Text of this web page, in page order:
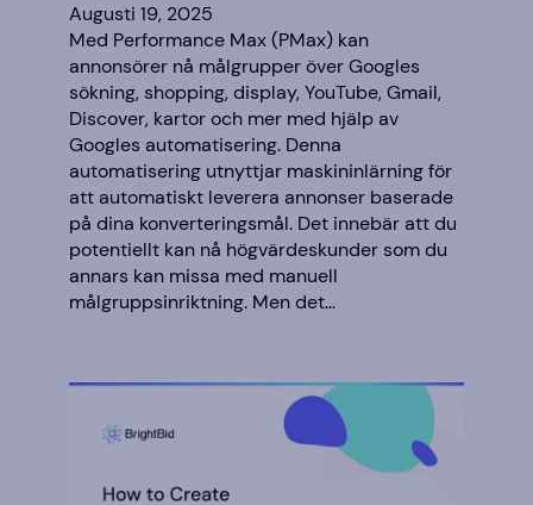
Augusti 19, 2025
Med Performance Max (PMax) kan
annonsörer nå målgrupper över Googles
sökning, shopping, display, YouTube, Gmail,
Discover, kartor och mer med hjälp av
Googles automatisering. Denna
automatisering utnyttjar maskininlärning för
att automatiskt leverera annonser baserade
på dina konverteringsmål. Det innebär att du
potentiellt kan nå högvärdeskunder som du
annars kan missa med manuell
målgruppsinriktning. Men det…